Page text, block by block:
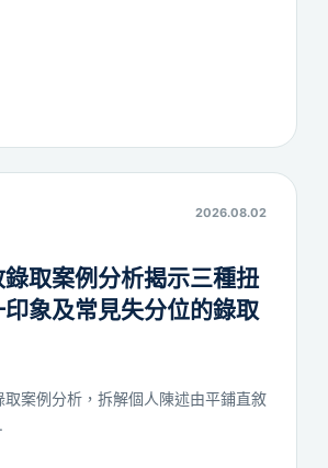
2026.08.02
取案例分析揭示三種扭
象及常見失分位的錄取
案例分析，拆解個人陳述由平鋪直敘